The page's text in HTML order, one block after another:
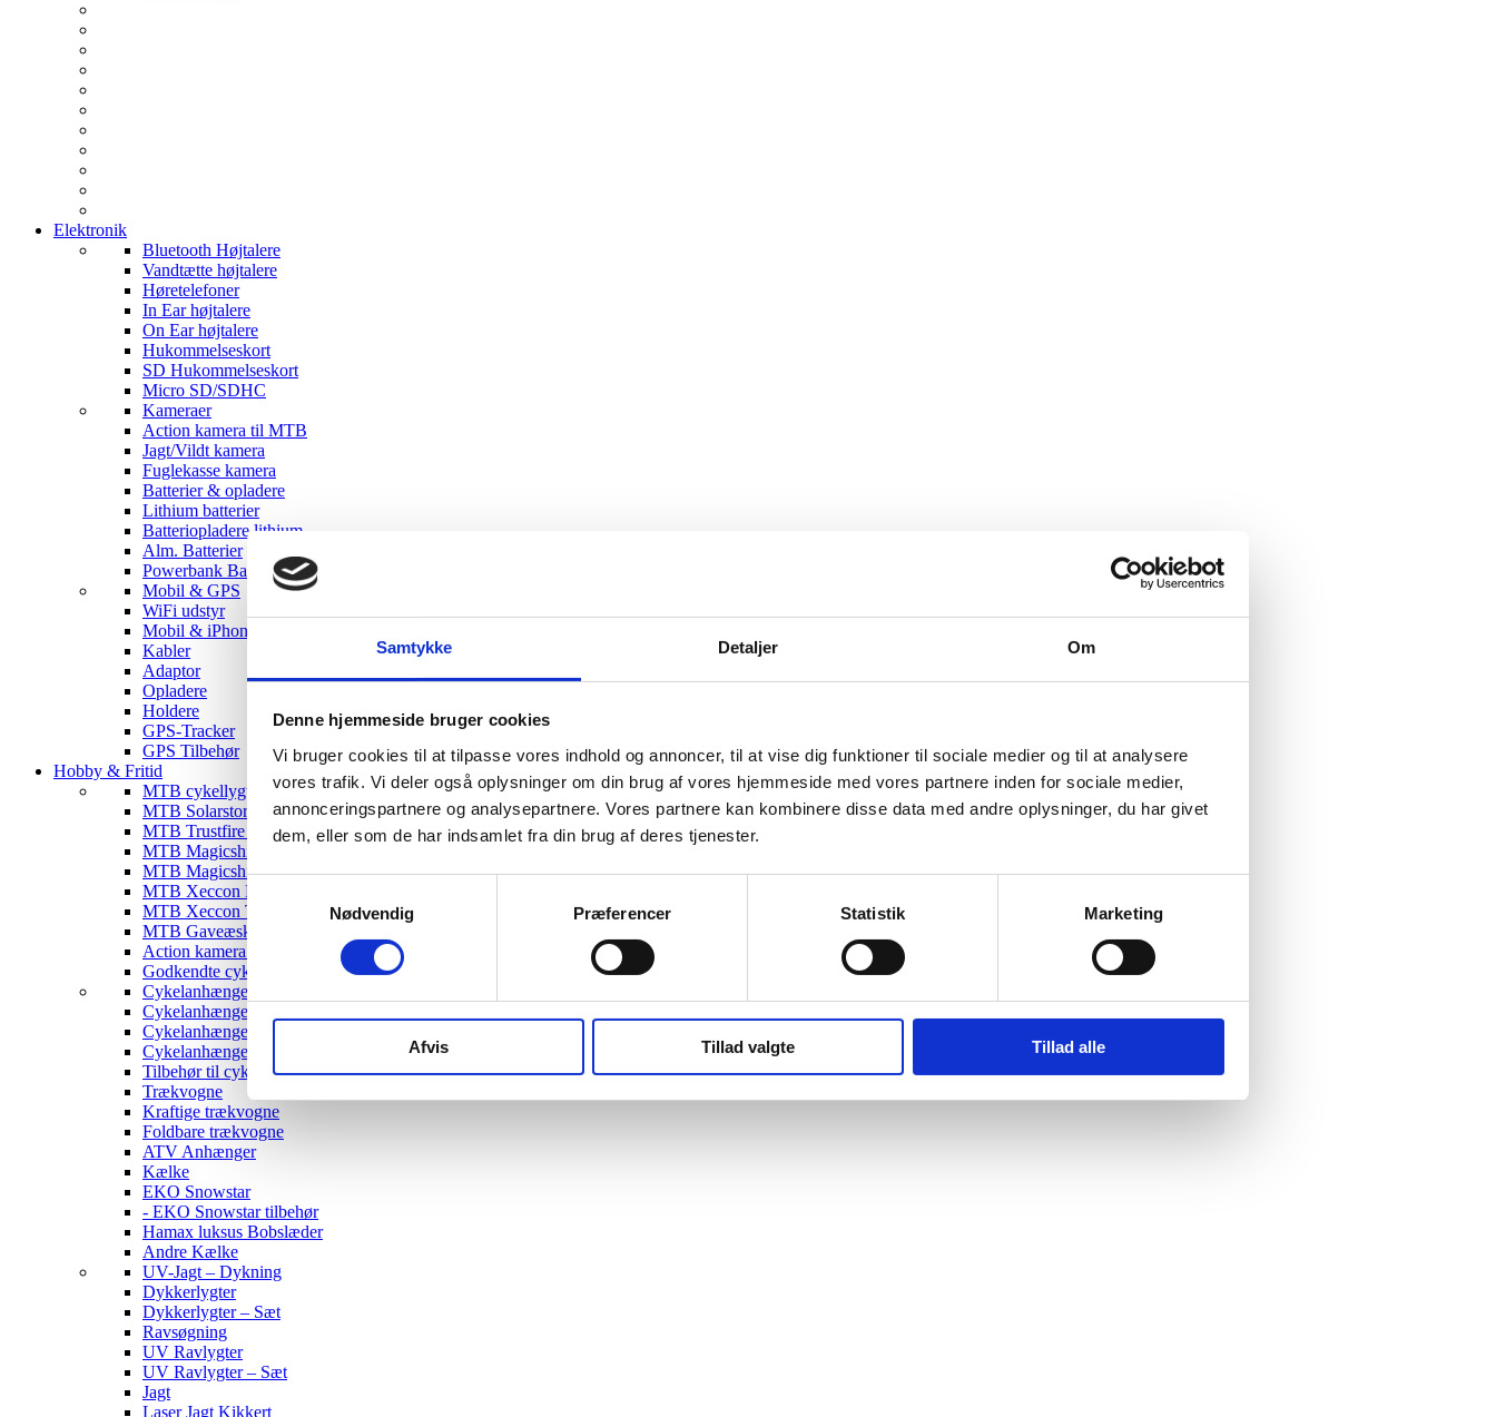
Samtykke Detaljer Om
Denne hjemmeside bruger cookies
Vi bruger cookies til at tilpasse vores indhold og annoncer, til at vise dig funktioner til sociale medier og til at analysere
vores trafik. Vi deler også oplysninger om din brug af vores hjemmeside med vores partnere inden for sociale medier,
annonceringspartnere og analysepartnere. Vores partnere kan kombinere disse data med andre oplysninger, du har givet
dem, eller som de har indsamlet fra din brug af deres tjenester.
Samtykkevalg
Nødvendig
Præferencer Statistik Marketing
Afvis Tillad valgte Tillad alle
Elektronik
Bluetooth Højtalere
Vandtætte højtalere
Høretelefoner
In Ear højtalere
On Ear højtalere
Hukommelseskort
SD Hukommelseskort
Micro SD/SDHC
Kameraer
Action kamera til MTB
Jagt/Vildt kamera
Fuglekasse kamera
Batterier & opladere
Lithium batterier
Batteriopladere lithium
Alm. Batterier
Powerbank Batterier
Mobil & GPS
WiFi udstyr
Mobil & iPhone tilbehør
Kabler
Adaptor
Opladere
Holdere
GPS-Tracker
GPS Tilbehør
Hobby & Fritid
MTB cykellygter
MTB Solarstorm Lygter & tilbehør
MTB Trustfire Lygter
MTB Magicshine Lygter
MTB Magicshine Tilbehør
MTB Xeccon Lygter
MTB Xeccon Tilbehør
MTB Gaveæske
Action kamera til MTB
Godkendte cykellygter & tilbehør
Cykelanhængere
Cykelanhænger til Børn
Cykelanhænger til hunde
Cykelanhænger Cargo
Tilbehør til cykelanhængere
Trækvogne
Kraftige trækvogne
Foldbare trækvogne
ATV Anhænger
Kælke
EKO Snowstar
- EKO Snowstar tilbehør
Hamax luksus Bobslæder
Andre Kælke
UV-Jagt – Dykning
Dykkerlygter
Dykkerlygter – Sæt
Ravsøgning
UV Ravlygter
UV Ravlygter – Sæt
Jagt
Laser Jagt Kikkert